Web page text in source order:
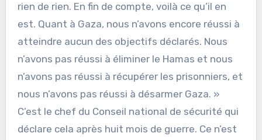
rien de rien. En fin de compte, voilà ce qu’il en
est. Quant à Gaza, nous n’avons encore réussi à
atteindre aucun des objectifs déclarés. Nous
n’avons pas réussi à éliminer le Hamas et nous
n’avons pas réussi à récupérer les prisonniers, et
nous n’avons pas réussi à désarmer Gaza. »
C’est le chef du Conseil national de sécurité qui
déclare cela après huit mois de guerre. Ce n’est